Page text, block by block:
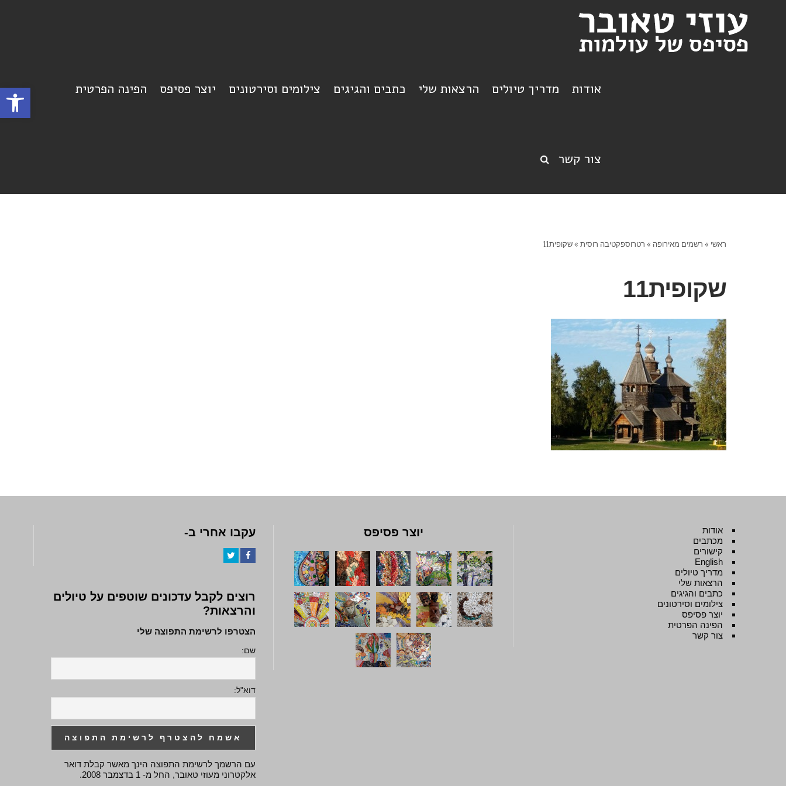
פתח אודות מדריך טיולים הרצאות שלי כתבים והגיגים צילומים וסירטונים יוצר פסיפס הפינה הפרטית
צור קשר
ראשי » רשמים מאירופה » רטרוספקטיבה רוסית »שקופית11
שקופית11
אודות
מכתבים
קישורים
English
מדריך טיולים
הרצאות שלי
כתבים והגיגים
צילומים וסירטונים
יוצר פסיפס
הפינה הפרטית
צור קשר
יוצר פסיפס עקבו אחרי ב-
רוצים לקבל עדכונים שוטפים על טיולים
והרצאות?
הצטרפו לרשימת התפוצה שלי
שם:
דוא"ל:
עם הרשמך לרשימת התפוצה הינך מאשר קבלת דואר
אלקטרוני מעוזי טאובר, החל מ- 1 בדצמבר 2008.